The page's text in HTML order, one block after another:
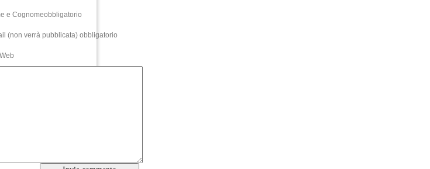
e Cognomeobbligatorio
(non verrà pubblicata) obbligatorio